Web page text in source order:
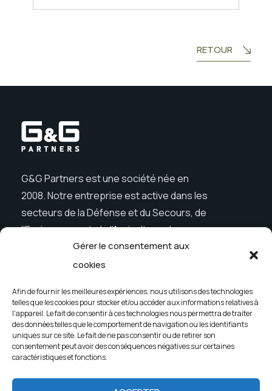
Gérer le consentement aux
cookies
Afin de fournir les meilleures expériences, nous utilisons des technologies
telles que les cookies pour stocker et/ou accéder aux informations relatives à
l'appareil. Le fait de consentir à ces technologies nous permettra de traiter
des données telles que le comportement de navigation ou les identifiants
uniques sur ce site. Le fait de ne pas consentir ou de retirer son
consentement peut avoir des conséquences négatives sur certaines
caractéristiques et fonctions.
RETOUR
G&G Partners est une société née en
2008. Notre entreprise est active dans les
secteurs de la Défense et du Secours, de
l’Environnement, de l’Agriculture, des
Constructions et du Loisir.
Menu
Entreprise
Produits
Nouveautés